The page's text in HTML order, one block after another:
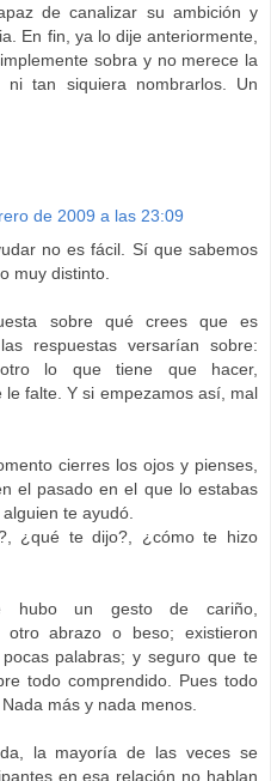
de canalizar su ambición y
En fin, ya lo dije anteriormente,
sobra y no merece la
tan siquiera nombrarlos. Un
de 2009 a las 23:09
no es fácil. Sí que sabemos
muy distinto.
sobre qué crees que es
respuestas versarían sobre:
lo que tiene que hacer,
falte. Y si empezamos así, mal
cierres los ojos y pienses,
el pasado en el que lo estabas
te ayudó.
¿qué te dijo?, ¿cómo te hizo
hubo un gesto de cariño,
otro abrazo o beso; existieron
palabras; y seguro que te
todo comprendido. Pues todo
más y nada menos.
la mayoría de las veces se
en esa relación no hablan